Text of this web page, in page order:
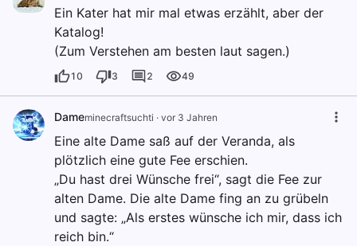
Ein Kater hat mir mal etwas erzählt, aber der
Katalog!
(Zum Verstehen am besten laut sagen.)
10 3 2 49
Dameminecraftsuchti · vor 3 Jahren
Eine alte Dame saß auf der Veranda, als
plötzlich eine gute Fee erschien.
„Du hast drei Wünsche frei“, sagt die Fee zur
alten Dame. Die alte Dame fing an zu grübeln
und sagte: „Als erstes wünsche ich mir, dass ich
reich bin.“